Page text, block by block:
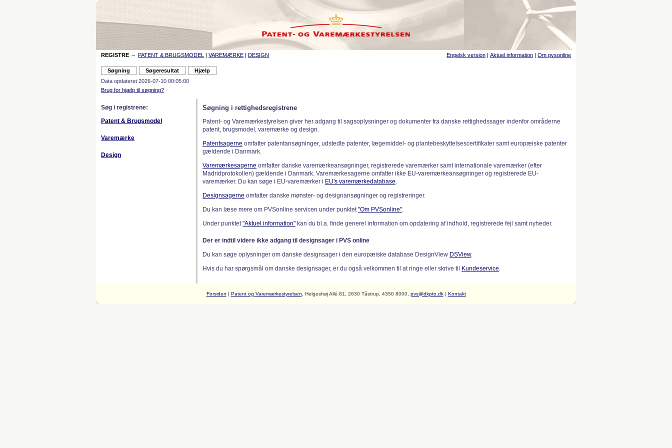
REGISTRE – PATENT & BRUGSMODEL | VAREMÆRKE | DESIGN Engelsk version | Aktuel information | Om pvsonline
Data opdateret 2026-07-10 00:05:00
Brug for hjælp til søgning?
Søg i registrene:
Patent & Brugsmodel
Varemærke
Design
Søgning i rettighedsregistrene
Patent- og Varemærkestyrelsen giver her adgang til sagsoplysninger og dokumenter fra danske rettighedssager indenfor områderne
patent, brugsmodel, varemærke og design.
Patentsagerne omfatter patentansøgninger, udstedte patenter, lægemiddel- og plantebeskyttelsescertifikater samt europæiske patenter
gældende i Danmark.
Varemærkesagerne omfatter danske varemærkeansøgninger, registrerede varemærker samt internationale varemærker (efter
Madridprotokollen) gældende i Danmark. Varemærkesagerne omfatter ikke EU-varemærkeansøgninger og registrerede EU-
varemærker. Du kan søge i EU-varemærker i EU's varemærkedatabase.
Designsagerne omfatter danske mønster- og designansøgninger og registreringer.
Du kan læse mere om PVSonline servicen under punktet"Om PVSonline".
Under punktet"Aktuel information" kan du bl.a. finde generel information om opdatering af indhold, registrerede fejl samt nyheder.
Der er indtil videre ikke adgang til designsager i PVS online
Du kan søge oplysninger om danske designsager i den europæiske database DesignView DSView.
Hvis du har spørgsmål om danske designsager, er du også velkommen til at ringe eller skrive til
Kundeservice.
Forsiden | Patent og Varemærkestyrelsen , Helgeshøj Allé 81, 2630 Tåstrup, 4350 8000, pvs@dkpto.dk| Kontakt